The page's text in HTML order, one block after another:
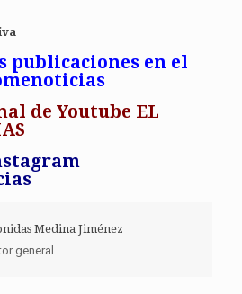
publicaciones en el
de Youtube EL
Medina Jiménez
general